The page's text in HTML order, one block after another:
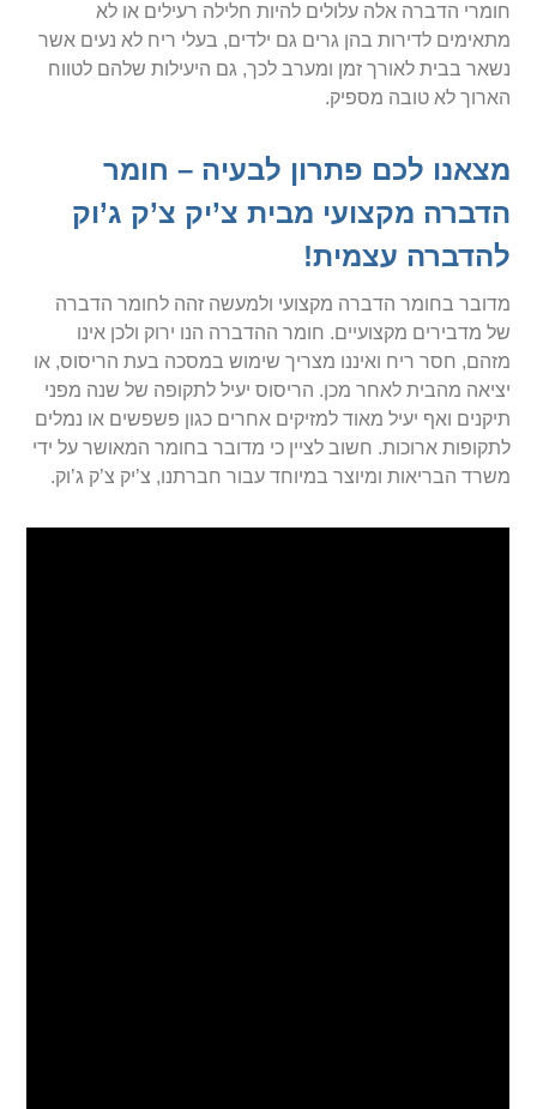
חומרי הדברה אלה עלולים להיות חלילה רעילים או לא
מתאימים לדירות בהן גרים גם ילדים, בעלי ריח לא נעים אשר
נשאר בבית לאורך זמן ומערב לכך, גם היעילות שלהם לטווח
הארוך לא טובה מספיק.
מצאנו לכם פתרון לבעיה – חומר
הדברה מקצועי מבית צ’יק צ’ק ג’וק
להדברה עצמית!
מדובר בחומר הדברה מקצועי ולמעשה זהה לחומר הדברה
של מדבירים מקצועיים. חומר ההדברה הנו ירוק ולכן אינו
מזהם, חסר ריח ואיננו מצריך שימוש במסכה בעת הריסוס, או
יציאה מהבית לאחר מכן. הריסוס יעיל לתקופה של שנה מפני
תיקנים ואף יעיל מאוד למזיקים אחרים כגון פשפשים או נמלים
לתקופות ארוכות. חשוב לציין כי מדובר בחומר המאושר על ידי
משרד הבריאות ומיוצר במיוחד עבור חברתנו, צ’יק צ’ק ג’וק.